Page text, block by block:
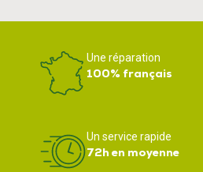
Une réparation
100% français
Un service rapide
72h en moyenne